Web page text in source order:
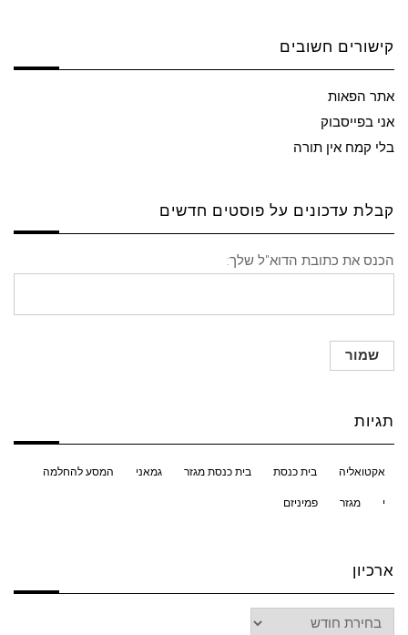
קישורים חשובים
אתר הפאות
אני בפייסבוק
בלי קמח אין תורה
קבלת עדכונים על פוסטים חדשים
הכנס את כתובת הדוא"ל שלך:
תגיות
אקטואליה בית כנסת בית כנסת מגזר גמאני המסע להחלמה
י מגזר פמיניזם
ארכיון
ארכיון